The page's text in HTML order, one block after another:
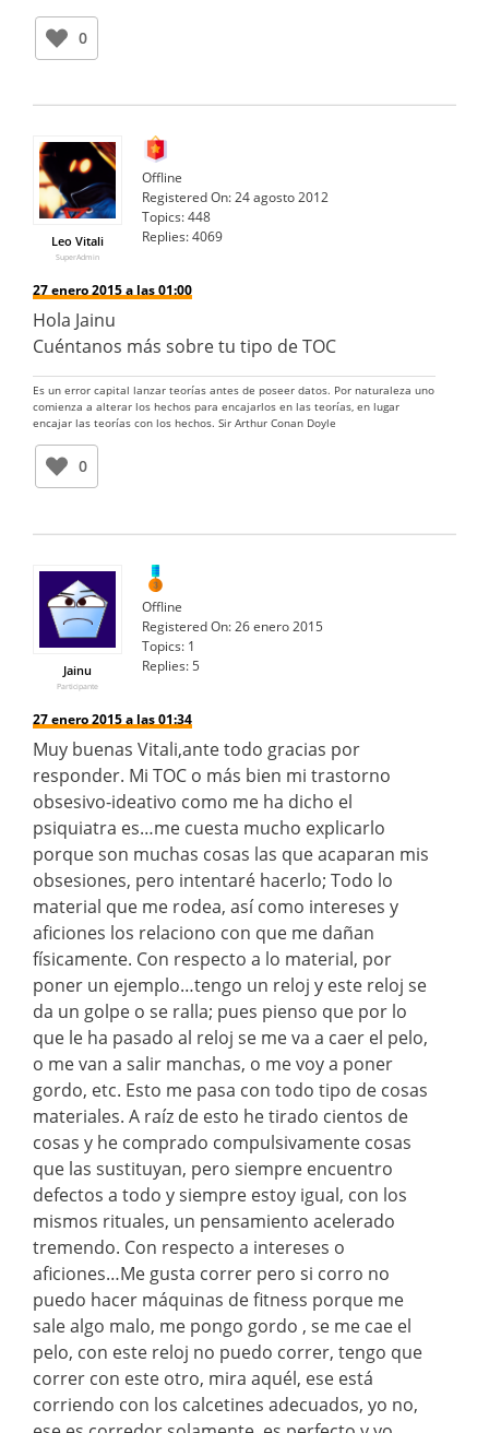
0
Leo Vitali
SuperAdmin
Offline
Registered On:24 agosto 2012
Topics:448
Replies:4069
27 enero 2015 a las 01:00
Hola Jainu
Cuéntanos más sobre tu tipo de TOC
Es un error capital lanzar teorías antes de poseer datos. Por naturaleza uno
comienza a alterar los hechos para encajarlos en las teorías, en lugar
encajar las teorías con los hechos. Sir Arthur Conan Doyle
0
Jainu
Participante
Offline
Registered On:26 enero 2015
Topics: 1
Replies:5
27 enero 2015 a las 01:34
Muy buenas Vitali,ante todo gracias por
responder. Mi TOC o más bien mi trastorno
obsesivo-ideativo como me ha dicho el
psiquiatra es…me cuesta mucho explicarlo
porque son muchas cosas las que acaparan mis
obsesiones, pero intentaré hacerlo; Todo lo
material que me rodea, así como intereses y
aficiones los relaciono con que me dañan
físicamente. Con respecto a lo material, por
poner un ejemplo…tengo un reloj y este reloj se
da un golpe o se ralla; pues pienso que por lo
que le ha pasado al reloj se me va a caer el pelo,
o me van a salir manchas, o me voy a poner
gordo, etc. Esto me pasa con todo tipo de cosas
materiales. A raíz de esto he tirado cientos de
cosas y he comprado compulsivamente cosas
que las sustituyan, pero siempre encuentro
defectos a todo y siempre estoy igual, con los
mismos rituales, un pensamiento acelerado
tremendo. Con respecto a intereses o
aficiones…Me gusta correr pero si corro no
puedo hacer máquinas de fitness porque me
sale algo malo, me pongo gordo , se me cae el
pelo, con este reloj no puedo correr, tengo que
correr con este otro, mira aquél, ese está
corriendo con los calcetines adecuados, yo no,